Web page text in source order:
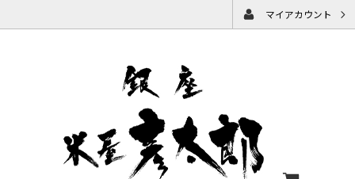
マイアカウント